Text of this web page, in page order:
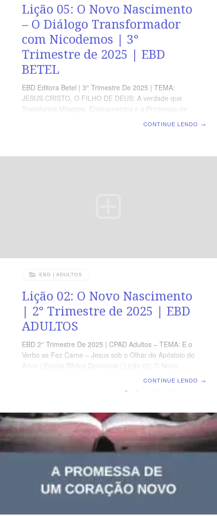
Lição 05: O Novo Nascimento
– O Diálogo Transformador
com Nicodemos | 3°
Trimestre de 2025 | EBD
BETEL
EBD Editora Betel | 3° Trimestre De 2025 | TEMA:
JESUS CRISTO, O FILHO DE DEUS: A verdade que
Transforma Milagres, Ensinamentos e a Promessa da
CONTINUE LENDO →
EBD | ADULTOS
Lição 02: O Novo Nascimento
| 2° Trimestre de 2025 | EBD
ADULTOS
EBD 2° Trimestre De 2025 | CPAD Adultos – TEMA: E o
Verbo se Fez Carne – Jesus sob o Olhar do Apóstolo do
Amor | Escola Biblica Dominical | Lição 02: O Novo
bíblico de transformação radical da natureza do
pecador. LEITURA DIÁRIA Segunda – Ef 2.8 O novo
nascimento como dom de DeusTerça – 1 Jo 3.9
CONTINUE LENDO →